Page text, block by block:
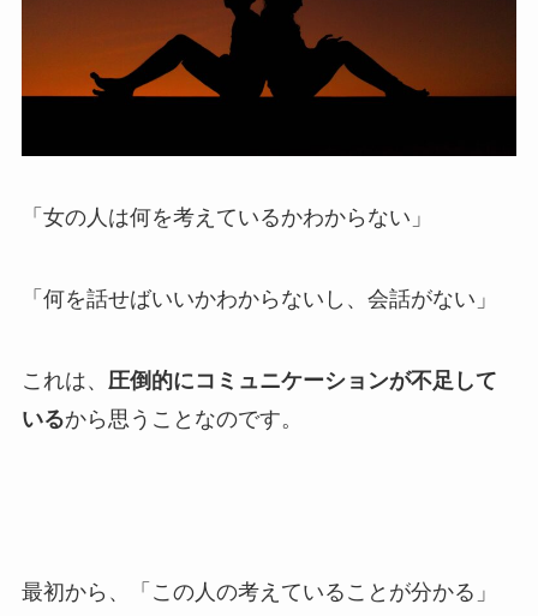
「女の人は何を考えているかわからない」
「何を話せばいいかわからないし、会話がない」
これは、 圧倒的にコミュニケーションが不足して
いるから思うことなのです。
最初から、「この人の考えていることが分かる」